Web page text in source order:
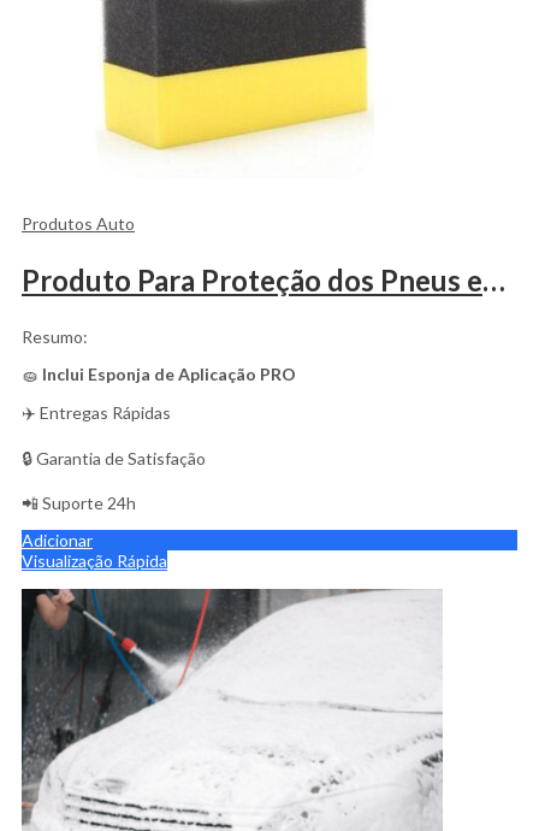
Produtos Auto
Produto Para Proteção dos Pneus em Spray
Resumo:
🧽 Inclui Esponja de Aplicação PRO
✈️ Entregas Rápidas
🔒 Garantia de Satisfação
📲 Suporte 24h
Adicionar
Visualização Rápida